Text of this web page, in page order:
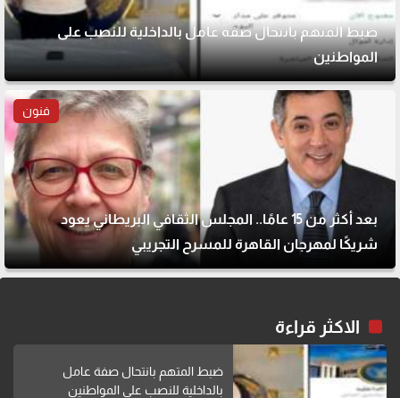
ضبط المتهم بانتحال صفة عامل بالداخلية للنصب على
المواطنين
فنون
بعد أكثر من 15 عامًا.. المجلس الثقافي البريطاني يعود
شريكًا لمهرجان القاهرة للمسرح التجريبي
الاكثر قراءة
ضبط المتهم بانتحال صفة عامل
بالداخلية للنصب على المواطنين